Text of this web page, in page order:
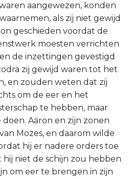
aangewezen, konden
als zij niet gewijd
geschieden voordat de
moesten verrichten
de inzettingen gevestigd
zij gewijd waren tot het
en zouden weten dat zij
om de eer en het
te hebben, maar
Aäron en zijn zonen
Mozes, en daarom wilde
hij er nadere orders toe
hij niet de schijn zou hebben
om eer te brengen in zijn